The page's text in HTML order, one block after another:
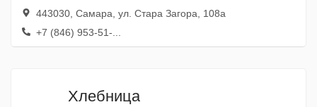
443030, Самара, ул. Стара Загора, 108а
+7 (846) 953-51-...
Хлебница